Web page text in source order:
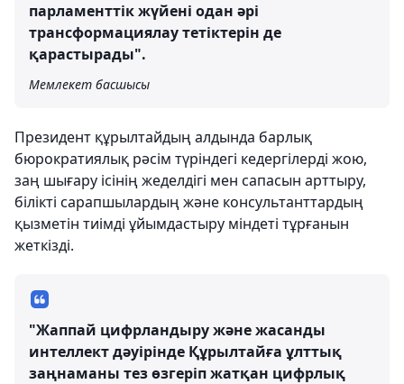
парламенттік жүйені одан әрі
трансформациялау тетіктерін де
қарастырады".
Мемлекет басшысы
Президент құрылтайдың алдында барлық
бюрократиялық рәсім түріндегі кедергілерді жою,
заң шығару ісінің жеделдігі мен сапасын арттыру,
білікті сарапшылардың және консультанттардың
қызметін тиімді ұйымдастыру міндеті тұрғанын
жеткізді.
"Жаппай цифрландыру және жасанды
интеллект дәуірінде Құрылтайға ұлттық
заңнаманы тез өзгеріп жатқан цифрлық